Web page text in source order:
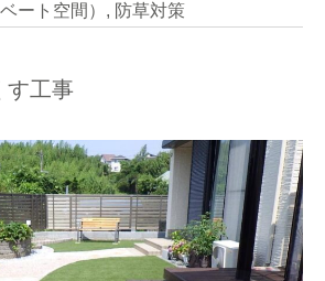
ート空間） , 防草対策
す工事